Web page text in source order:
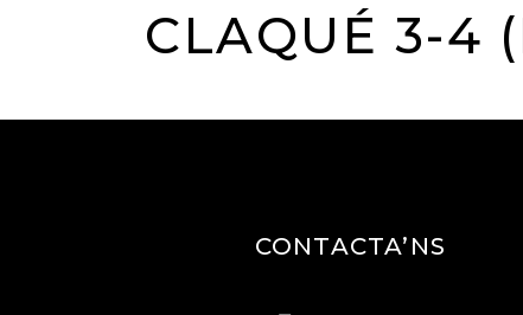
CLAQUÉ 3-4
CONTACTA’NS